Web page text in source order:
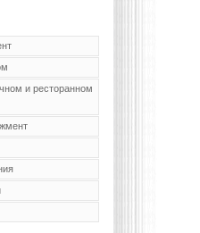
и ресторанном